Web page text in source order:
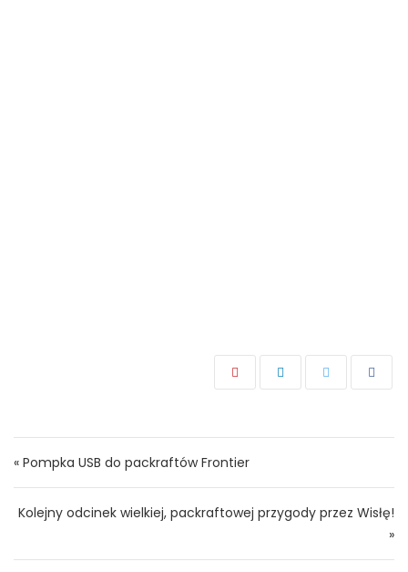
Nawigacja wpisu
« Pompka USB do packraftów Frontier
Kolejny odcinek wielkiej, packraftowej przygody przez Wisłę!
»